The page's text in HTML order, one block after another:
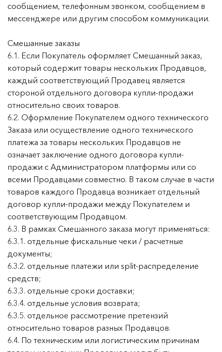
сообщением, телефонным звонком, сообщением в
мессенджере или другим способом коммуникации.
Смешанные заказы
6.1. Если Покупатель оформляет Смешанный заказ,
который содержит товары нескольких Продавцов,
каждый соответствующий Продавец является
стороной отдельного договора купли-продажи
относительно своих товаров.
6.2. Оформление Покупателем одного технического
Заказа или осуществление одного технического
платежа за товары нескольких Продавцов не
означает заключение одного договора купли-
продажи с Администратором платформы или со
всеми Продавцами совместно. В таком случае в части
товаров каждого Продавца возникает отдельный
договор купли-продажи между Покупателем и
соответствующим Продавцом.
6.3. В рамках Смешанного заказа могут применяться:
6.3.1. отдельные фискальные чеки / расчетные
документы;
6.3.2. отдельные платежи или split-распределение
средств;
6.3.3. отдельные сроки доставки;
6.3.4. отдельные условия возврата;
6.3.5. отдельное рассмотрение претензий
относительно товаров разных Продавцов.
6.4. По техническим или логистическим причинам